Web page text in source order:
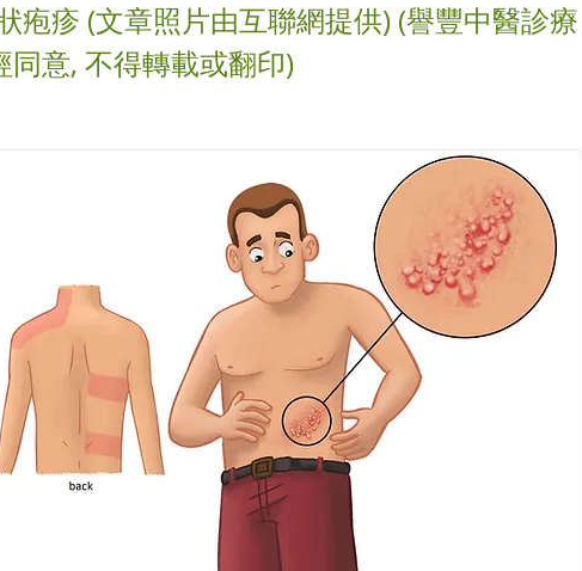
疱疹 (文章照片由互聯網提供) (譽豐中醫診療
同意, 不得轉載或翻印)